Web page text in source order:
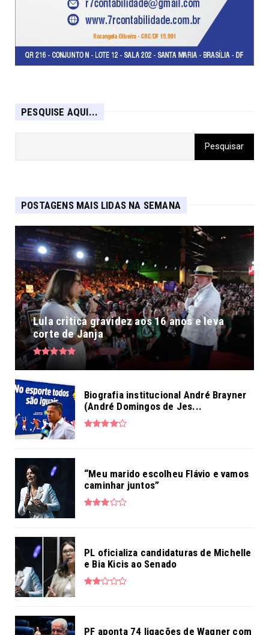
PESQUISE AQUI...
POSTAGENS MAIS LIDAS NA SEMANA
Lula critica gravidez aos 16 anos e leva
corte de Janja
Biografia institucional André Brayner
(André Domingos de Jes...
“Meu marido escolheu Flávio e vamos
caminhar juntos”
PL oficializa candidaturas de Michelle
e Bia Kicis ao Senado
PF aponta 74 ligações de Wagner com